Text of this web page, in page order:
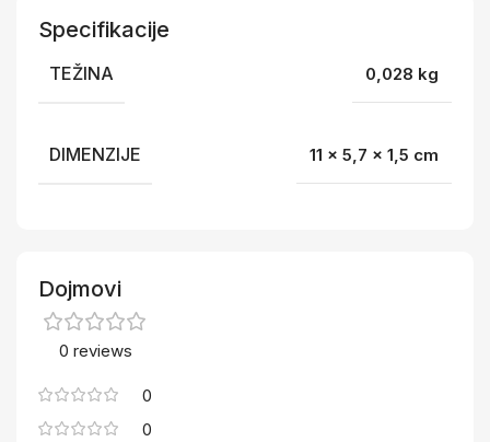
Specifikacije
TEŽINA 0,028 kg
DIMENZIJE 11 × 5,7 × 1,5 cm
Dojmovi
0 reviews
0
0